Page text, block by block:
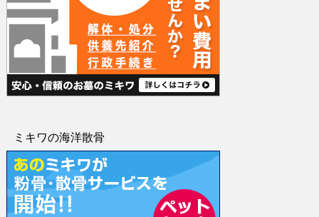
ミキワの海洋散骨